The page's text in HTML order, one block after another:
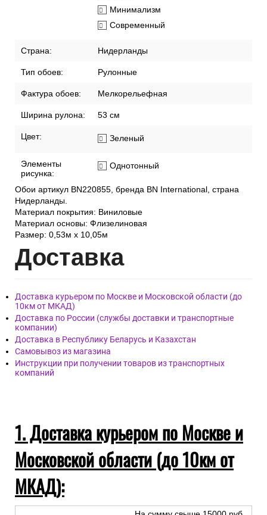
Минимализм
Современный
Страна: Нидерланды
Тип обоев: Рулонные
Фактура обоев: Мелкорельефная
Ширина рулона: 53 см
Цвет: Зеленый
Элементы
рисунка:
Однотонный
Обои артикул BN220855, бренда BN International, страна
Нидерланды.
Материал покрытия: Виниловые
Материал основы: Флизелиновая
Размер: 0,53м x 10,05м
Доставка
Доставка курьером по Москве и Московской области (до
10км от МКАД)
Доставка по России (службы доставки и транспортные
компании)
Доставка в Республику Беларусь и Казахстан
Самовывоз из магазина
Инструкции при получении товаров из транспортных
компаний
1. Доставка курьером по Москве и
Московской области (до 10км от
МКАД):